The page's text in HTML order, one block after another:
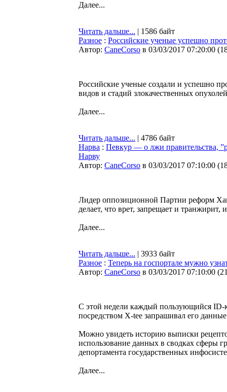
Далее...
Читать дальше... | 1586 байт
Разное : Российские ученые успешно
Автор: CaneCorso в 03/03/2017 07:20:00 (
Российские ученые создали и успешно
видов и стадий злокачественных
Далее...
Читать дальше... | 4786 байт
Нарва : Певкур — о лжи правительства,
Нарву
Автор: CaneCorso в 03/03/2017 07:10:00 (
Лидер оппозиционной Партии реформ
делает, что врет, запрещает и
Далее...
Читать дальше... | 3933 байт
Разное : Теперь на госпортале мужно
Автор: CaneCorso в 03/03/2017 07:10:00 (
С этой недели каждый пользующийся ID-
посредством X-tee запрашивал его
Можно увидеть историю выписки
использование данных в сводках сферы
депортамента государственных
Далее...